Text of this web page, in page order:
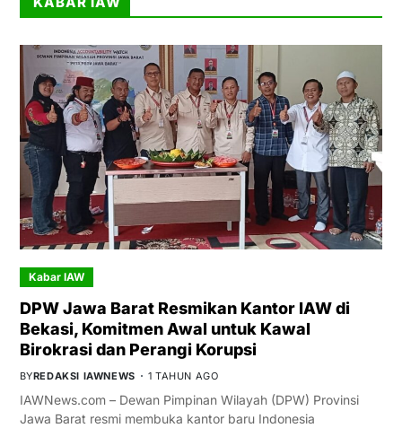
Kabar IAW
DPW Jawa Barat Resmikan Kantor IAW di
Bekasi, Komitmen Awal untuk Kawal
Birokrasi dan Perangi Korupsi
BYREDAKSI IAWNEWS 1 TAHUN AGO
IAWNews.com – Dewan Pimpinan Wilayah (DPW) Provinsi
Jawa Barat resmi membuka kantor baru Indonesia